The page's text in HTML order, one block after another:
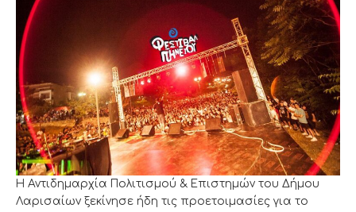
Η Αντιδημαρχία Πολιτισμού & Επιστημών του Δήμου
Λαρισαίων ξεκίνησε ήδη τις προετοιμασίες για το